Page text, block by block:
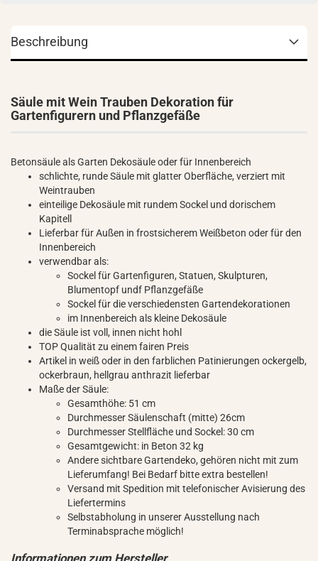
Beschreibung
Säule mit Wein Trauben Dekoration für
Gartenfigurern und Pflanzgefäße
Betonsäule als Garten Dekosäule oder für Innenbereich
schlichte, runde Säule mit glatter Oberfläche, verziert mit
Weintrauben
einteilige Dekosäule mit rundem Sockel und dorischem
Kapitell
Lieferbar für Außen in frostsicherem Weißbeton oder für den
Innenbereich
verwendbar als:
Sockel für Gartenfiguren, Statuen, Skulpturen,
Blumentopf undf Pflanzgefäße
Sockel für die verschiedensten Gartendekorationen
im Innenbereich als kleine Dekosäule
die Säule ist voll, innen nicht hohl
TOP Qualität zu einem fairen Preis
Artikel in weiß oder in den farblichen Patinierungen ockergelb,
ockerbraun, hellgrau anthrazit lieferbar
Maße der Säule:
Gesamthöhe: 51 cm
Durchmesser Säulenschaft (mitte) 26cm
Durchmesser Stellfläche und Sockel: 30 cm
Gesamtgewicht: in Beton 32 kg
Andere sichtbare Gartendeko, gehören nicht mit zum
Lieferumfang! Bei Bedarf bitte extra bestellen!
Versand mit Spedition mit telefonischer Avisierung des
Liefertermins
Selbstabholung in unserer Ausstellung nach
Terminabsprache möglich!